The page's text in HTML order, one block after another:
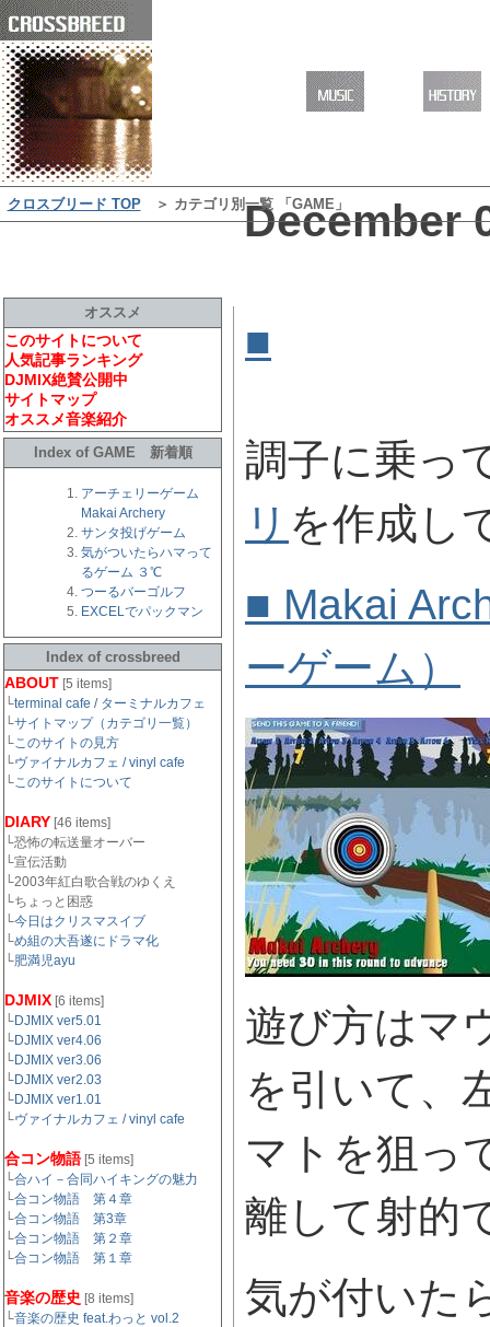
クロスブリード TOP＞ カテゴリ別一覧 「GAME」
オススメ
このサイトについて
人気記事ランキング
DJMIX絶賛公開中
サイトマップ
オススメ音楽紹介
Index of GAME 新着順
アーチェリーゲーム
Makai Archery
サンタ投げゲーム
気がついたらハマって
るゲーム ３℃
つーるバーゴルフ
EXCELでパックマン
Index of crossbreed
ABOUT [5 items]
└terminal cafe / ターミナルカフェ
└サイトマップ（カテゴリ一覧）
└このサイトの見方
└ヴァイナルカフェ / vinyl cafe
└このサイトについて
DIARY [46 items]
└恐怖の転送量オーバー
└宣伝活動
└2003年紅白歌合戦のゆくえ
└ちょっと困惑
└今日はクリスマスイブ
└め組の大吾遂にドラマ化
└肥満児ayu
DJMIX [6 items]
└DJMIX ver5.01
└DJMIX ver4.06
└DJMIX ver3.06
└DJMIX ver2.03
└DJMIX ver1.01
└ヴァイナルカフェ / vinyl cafe
合コン物語 [5 items]
└合ハイ－合同ハイキングの魅力
└合コン物語 第４章
└合コン物語 第3章
└合コン物語 第２章
└合コン物語 第１章
音楽の歴史 [8 items]
└音楽の歴史 feat.わっと vol.2
December
■
調子に乗っ
リ を作成し
■ Makai
ーゲーム）
遊び方はマ
を引いて、
マトを狙っ
離して射的
気が付いた